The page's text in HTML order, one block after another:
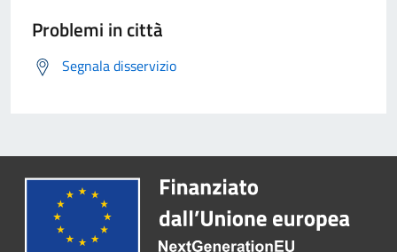
Problemi in città
Segnala disservizio